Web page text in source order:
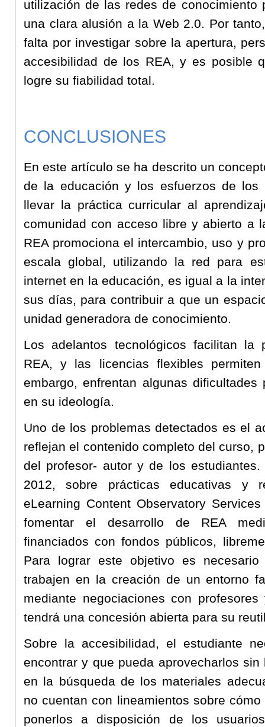
utilización de las redes de conocimiento
una clara alusión a la Web 2.0. Por
falta por investigar sobre la apertura,
accesibilidad de los REA, y es posible
logre su fiabilidad total.
CONCLUSIONES
En este artículo se ha descrito un
de la educación y los esfuerzos de los
llevar la práctica curricular al
comunidad con acceso libre y abierto a
REA promociona el intercambio, uso y
escala global, utilizando la red para
internet en la educación, es igual a la
sus días, para contribuir a que un
unidad generadora de conocimiento.
Los adelantos tecnológicos facilitan la
REA, y las licencias flexibles
embargo, enfrentan algunas
en su ideología.
Uno de los problemas detectados es el
reflejan el contenido completo del curso,
del profesor- autor y de los estudiantes.
2012, sobre prácticas educativas y
eLearning Content Observatory
fomentar el desarrollo de REA
financiados con fondos públicos,
Para lograr este objetivo es necesario
trabajen en la creación de un entorno
mediante negociaciones con
tendrá una concesión abierta para su
Sobre la accesibilidad, el estudiante
encontrar y que pueda aprovecharlos
en la búsqueda de los materiales
no cuentan con lineamientos sobre
ponerlos a disposición de los